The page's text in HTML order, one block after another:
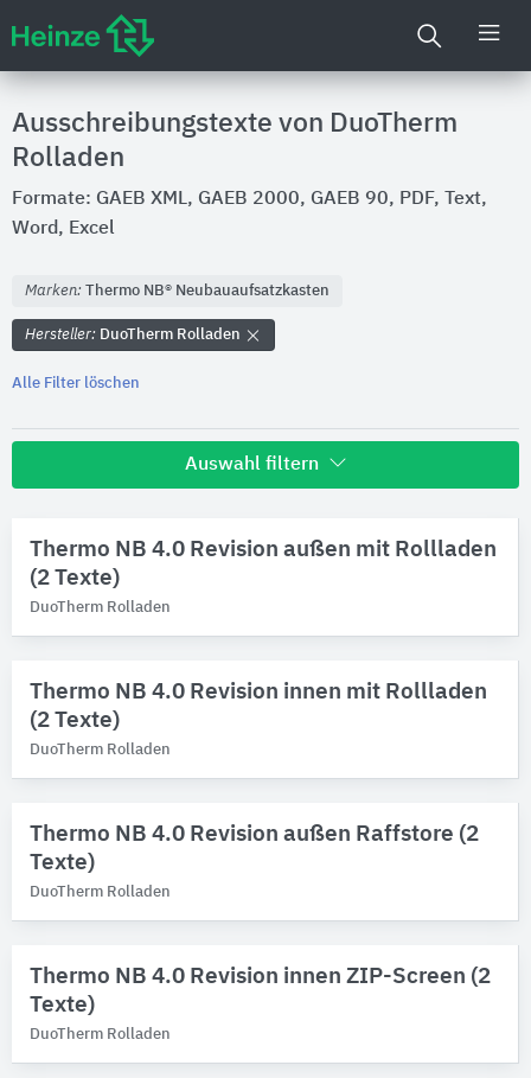
Ausschreibungstexte von DuoTherm
Rolladen
Formate: GAEB XML, GAEB 2000, GAEB 90, PDF, Text,
Word, Excel
Marken: Thermo NB® Neubauaufsatzkasten
Hersteller: DuoTherm Rolladen
Alle Filter löschen
Auswahl filtern
DuoTherm Rolladen
Marken
Produktkategorie
Antriebe
Thermo NB 4.0 Revision außen mit Rollladen
(2 Texte)
DuoTherm Rolladen
Thermo NB 4.0 Revision innen mit Rollladen
(2 Texte)
DuoTherm Rolladen
Thermo NB 4.0 Revision außen Raffstore (2
Texte)
DuoTherm Rolladen
Thermo NB 4.0 Revision innen ZIP-Screen (2
Texte)
DuoTherm Rolladen